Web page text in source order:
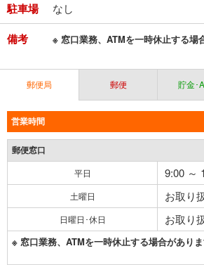
駐車場 なし
備考 ※ 窓口業務、ATMを一時休止する場
郵便局 郵便 貯金･
営業時間
郵便窓口
平日 9:00 ～
土曜日 お取り
日曜日･休日 お取り
※ 窓口業務、ATMを一時休止する場合がありま